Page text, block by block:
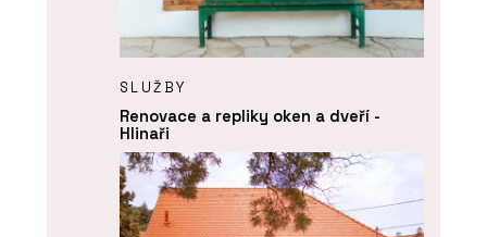
SLUŽBY
Renovace a repliky oken a dveří -
Hlinaři